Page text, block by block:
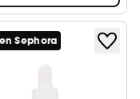
Sephora